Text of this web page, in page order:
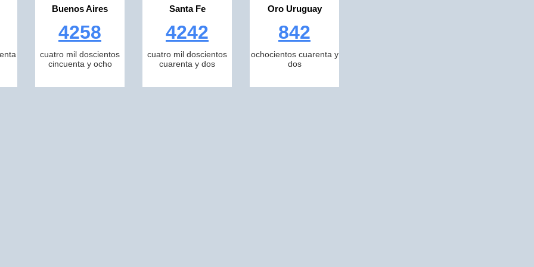
Buenos Aires
4258
cuatro mil doscientos
cincuenta y ocho
Santa Fe
4242
cuatro mil doscientos
cuarenta y dos
Oro Uruguay
842
ochocientos cuarenta y
dos